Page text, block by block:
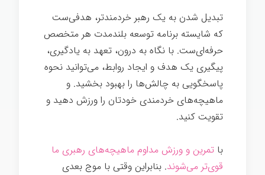
تبدیل شدن به یک رهبر خردمندتر، هدفی‌ست
که شایسته برنامه توسعه بلندمدت هر متخصص
حرفه‌ای‌ست. با نگاه به درون، تعهد به یادگیری،
پیگیری یک هدف و ایجاد روابط، می‌توانید نحوه
پاسخگویی به چالش‌ها را بهبود بخشید. و
ماهیچه‌های خردمندی خودتان را ورزش دهید و
تقویت کنید.
با تمرین و ورزش مداوم ماهیچه‌های رهبری ما
قوی‌تر می‌شوند. بنابراین وقتی با موج بعدی